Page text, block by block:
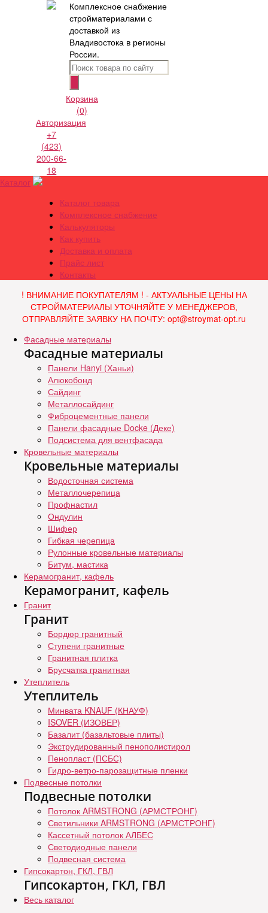
Комплексное снабжение
стройматериалами с
доставкой из
Владивостока в регионы
России.
Корзина
(0)
Авторизация
+7
(423)
200-66-
18
Каталог
Каталог товара
Комплексное снабжение
Калькуляторы
Как купить
Доставка и оплата
Прайс лист
Контакты
! ВНИМАНИЕ ПОКУПАТЕЛЯМ ! - АКТУАЛЬНЫЕ ЦЕНЫ НА
СТРОЙМАТЕРИАЛЫ УТОЧНЯЙТЕ У МЕНЕДЖЕРОВ,
ОТПРАВЛЯЙТЕ ЗАЯВКУ НА ПОЧТУ: opt@stroymat-opt.ru
Фасадные материалы
Фасадные материалы
Панели Hanyi (Ханьи)
Алюкобонд
Сайдинг
Металлосайдинг
Фиброцементные панели
Панели фасадные Docke (Деке)
Подсистема для вентфасада
Кровельные материалы
Кровельные материалы
Водосточная система
Металлочерепица
Профнастил
Ондулин
Шифер
Гибкая черепица
Рулонные кровельные материалы
Битум, мастика
Керамогранит, кафель
Керамогранит, кафель
Гранит
Гранит
Бордюр гранитный
Ступени гранитные
Гранитная плитка
Брусчатка гранитная
Утеплитель
Утеплитель
Минвата KNAUF (КНАУФ)
ISOVER (ИЗОВЕР)
Базалит (базальтовые плиты)
Экструдированный пенополистирол
Пенопласт (ПСБС)
Гидро-ветро-парозащитные пленки
Подвесные потолки
Подвесные потолки
Потолок ARMSTRONG (АРМСТРОНГ)
Светильники ARMSTRONG (АРМСТРОНГ)
Кассетный потолок АЛБЕС
Светодиодные панели
Подвесная система
Гипсокартон, ГКЛ, ГВЛ
Гипсокартон, ГКЛ, ГВЛ
Весь каталог